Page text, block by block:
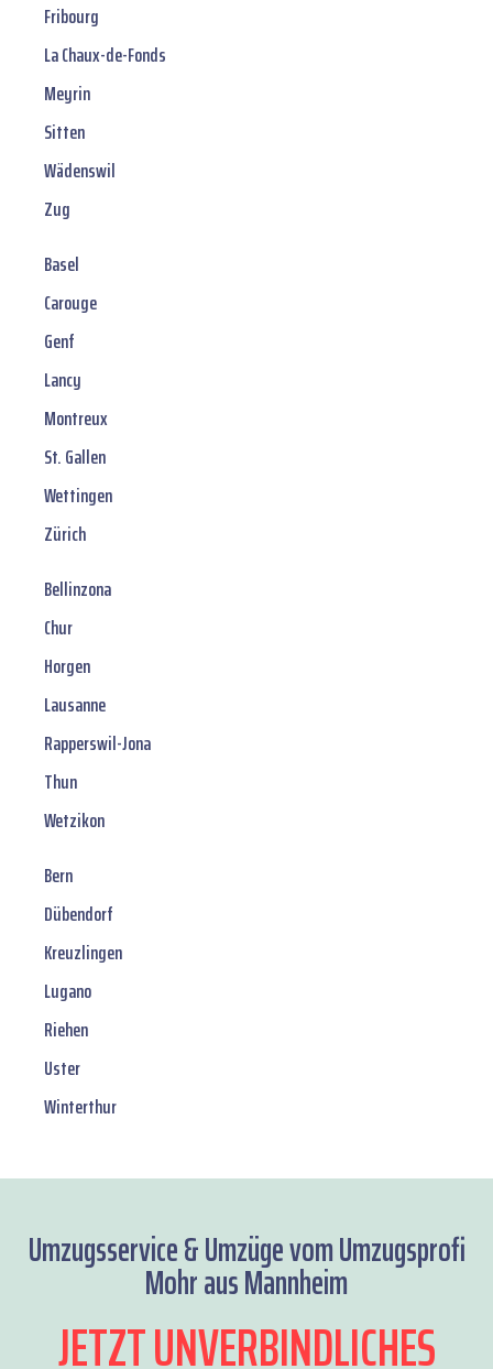
Fribourg
La Chaux-de-Fonds
Meyrin
Sitten
Wädenswil
Zug
Basel
Carouge
Genf
Lancy
Montreux
St. Gallen
Wettingen
Zürich
Bellinzona
Chur
Horgen
Lausanne
Rapperswil-Jona
Thun
Wetzikon
Bern
Dübendorf
Kreuzlingen
Lugano
Riehen
Uster
Winterthur
Umzugsservice & Umzüge vom Umzugsprofi
Mohr aus Mannheim
JETZT UNVERBINDLICHES